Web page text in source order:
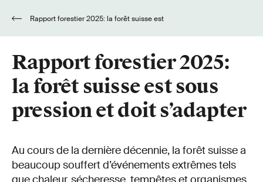
Rapport forestier 2025:
la forêt suisse est sous
pression et doit s’adapter
Au cours de la dernière décennie, la forêt suisse a
beaucoup souffert d’événements extrêmes tels